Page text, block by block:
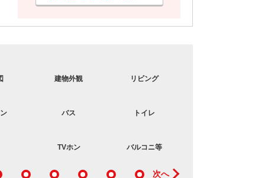
建物外観 リビング
バス トイレ
TVホン バルコニ等
次へ